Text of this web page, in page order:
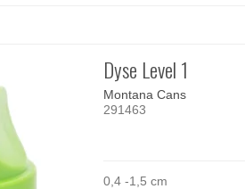
Dyse Level 1
Montana Cans
291463
0,4 -1,5 cm